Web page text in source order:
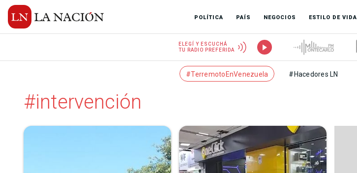
POLÍTICA PAÍS NEGOCIOS ESTILO DE VIDA
ELEGÍ Y ESCUCHÁ
TU RADIO PREFERIDA
#TerremotoEnVenezuela #Hacedores LN
#intervención